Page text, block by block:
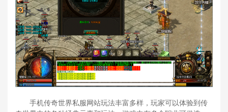
手机传奇世界私服网站玩法丰富多样，玩家可以体验到传